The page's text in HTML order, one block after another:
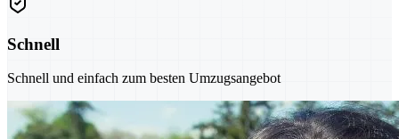
Schnell
Schnell und einfach zum besten Umzugsangebot